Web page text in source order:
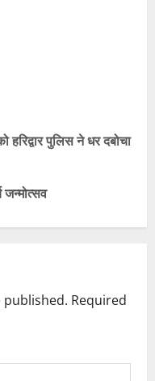
हरिद्वार पुलिस ने धर दबोचा
published. Required